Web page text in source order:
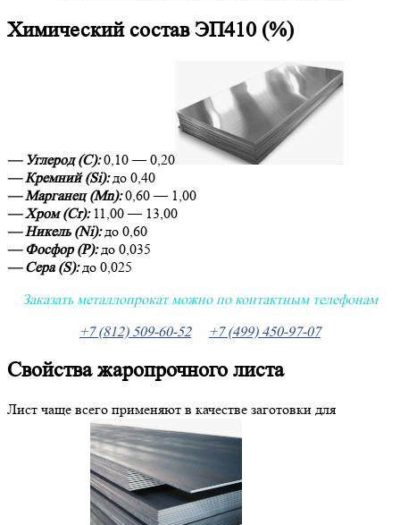
Химический состав ЭП410 (%)
— Углерод (C):0,10 — 0,20
— Кремний (Si):до 0,40
— Марганец (Mn):0,60 — 1,00
— Хром (Cr):11,00 — 13,00
— Никель (Ni):до 0,60
— Фосфор (P):до 0,035
— Сера (S): до 0,025
Заказать металлопрокат можно по контактным телефонам
+7 (812) 509-60-52
+7 (499) 450-97-07
Свойства жаропрочного листа
Лист чаще всего применяют в качестве заготовки для